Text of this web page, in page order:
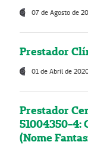
07 de Agosto de
Prestador
01 de Abril de
Prestador
51004350-4:
(Nome